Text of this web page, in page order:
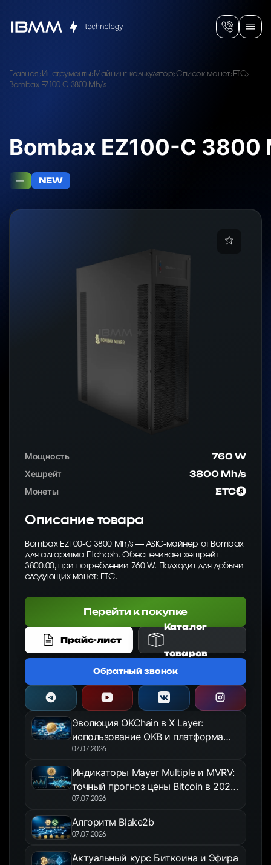
Главная Инструменты Майнинг калькулятор Список монет ETC
Bombax EZ100-C 3800 Mh/s
Bombax EZ100-C 3800
— NEW
Мощность
760 W
Хешрейт
3800 Mh/s
Монеты
ETC
Описание товара
Bombax EZ100-C 3800 Mh/s — ASIC-майнер от Bombax
для алгоритма Etchash. Обеспечивает хешрейт
3800.00, при потреблении 760 W. Подходит для добычи
следующих монет: ETC.
Перейти к покупке
Прайс-лист
Каталог
товаров
Обратный звонок
Эволюция OKChain в X Layer:
использование OKB и платформа
OKX Jumpstart в 2026 году
07.07.2026
Индикаторы Mayer Multiple и MVRV:
точный прогноз цены Bitcoin в 2026
году
07.07.2026
Алгоритм Blake2b
07.07.2026
Актуальный курс Биткоина и Эфира